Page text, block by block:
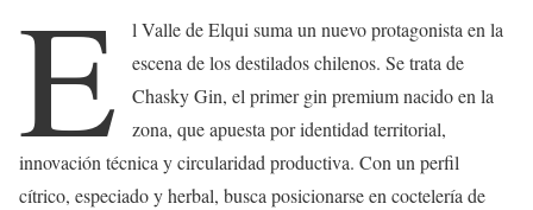
E
l Valle de Elqui suma un nuevo protagonista en la
escena de los destilados chilenos. Se trata de
Chasky Gin, el primer gin premium nacido en la
zona, que apuesta por identidad territorial,
innovación técnica y circularidad productiva. Con un perfil
cítrico, especiado y herbal, busca posicionarse en coctelería de